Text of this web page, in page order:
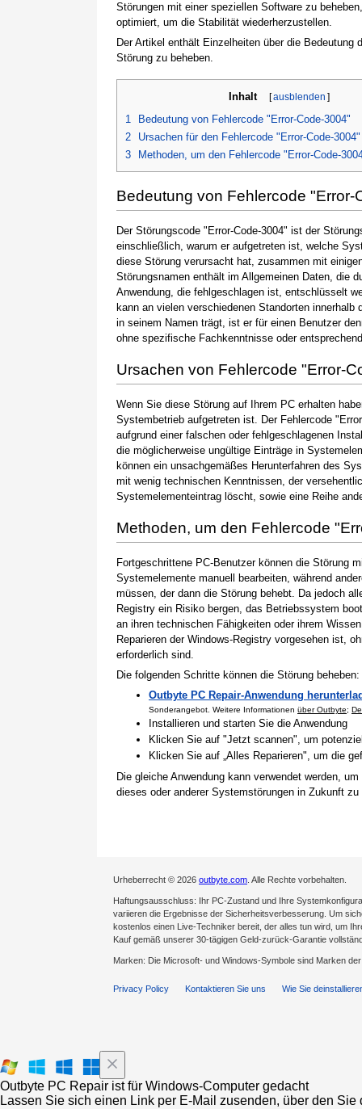
Störungen mit einer speziellen Software zu
optimiert, um die Stabilität wiederherzustellen.
Der Artikel enthält Einzelheiten über die
Störung zu beheben.
Inhalt [ausblenden ]
1
Bedeutung von Fehlercode "Error-Code-3004"
2
Ursachen für den Fehlercode "Error-Code-3004"
3
Methoden, um den Fehlercode "Error-Code-
Bedeutung von Fehlercode "Error-
Der Störungscode "Error-Code-3004" ist der
einschließlich, warum er aufgetreten ist, welche
diese Störung verursacht hat, zusammen mit
Störungsnamen enthält im Allgemeinen Daten, die
Anwendung, die fehlgeschlagen ist, entschlüsselt
kann an vielen verschiedenen Standorten
in seinem Namen trägt, ist er für einen Benutzer
ohne spezifische Fachkenntnisse oder
Ursachen von Fehlercode "Error-
Wenn Sie diese Störung auf Ihrem PC erhalten
Systembetrieb aufgetreten ist. Der Fehlercode
aufgrund einer falschen oder fehlgeschlagenen
die möglicherweise ungültige Einträge in
können ein unsachgemäßes Herunterfahren des
mit wenig technischen Kenntnissen, der
Systemelementeintrag löscht, sowie eine Reihe
Methoden, um den Fehlercode
Fortgeschrittene PC-Benutzer können die Störung
Systemelemente manuell bearbeiten, während
müssen, der dann die Störung behebt. Da jedoch
Registry ein Risiko bergen, das Betriebssystem
an ihren technischen Fähigkeiten oder ihrem
Reparieren der Windows-Registry vorgesehen ist,
erforderlich sind.
Die folgenden Schritte können die Störung beheben:
Outbyte PC Repair-Anwendung
Sonderangebot. Weitere Informationen über Outbyte;
Installieren und starten Sie die Anwendung
Klicken Sie auf "Jetzt scannen", um
Klicken Sie auf „Alles Reparieren", um die
Die gleiche Anwendung kann verwendet werden,
dieses oder anderer Systemstörungen in Zukunft zu
Urheberrecht © 2026 outbyte.com . Alle Rechte vorbehalten.
Haftungsausschluss: Ihr PC-Zustand und Ihre
variieren die Ergebnisse der Sicherheitsverbesserung. Um
kostenlos einen Live-Techniker bereit, der alles tun wird, um
Kauf gemäß unserer 30-tägigen Geld-zurück-Garantie
Marken: Die Microsoft- und Windows-Symbole sind Marken
Privacy Policy Kontaktieren Sie uns Wie Sie
Outbyte PC Repair ist für Windows-Computer gedacht
Lassen Sie sich einen Link per E-Mail zusenden, über den